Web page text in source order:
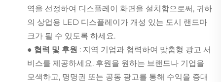
역을 선정하여 디스플레이 화면을 설치함으로써, 귀하
의 상업용 LED 디스플레이가 개성 있는 도시 랜드마
크가 될 수 있도록 하세요.
● 협력 및 후원 : 지역 기업과 협력하여 맞춤형 광고 서
비스를 제공하세요. 후원을 원하는 브랜드나 기업을
모색하고, 명명권 또는 공동 광고를 통해 수익을 증대